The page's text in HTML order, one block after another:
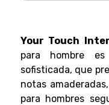
Your Touch
para hombre
sofisticada, que
notas
para hombres